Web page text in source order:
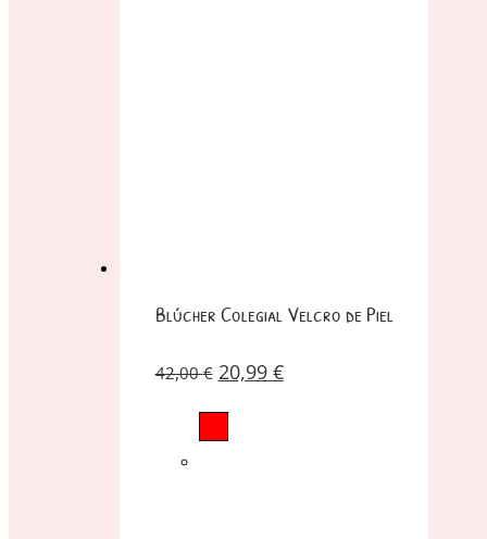
Blúcher Colegial Velcro de Piel
42,00€ 20,99 €